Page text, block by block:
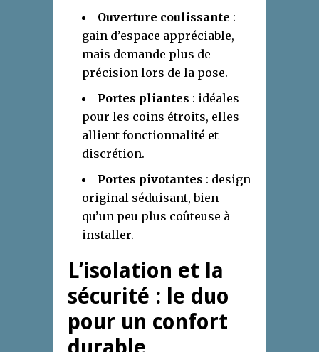
Ouverture coulissante :
gain d’espace appréciable,
mais demande plus de
précision lors de la pose.
Portes pliantes : idéales
pour les coins étroits, elles
allient fonctionnalité et
discrétion.
Portes pivotantes : design
original séduisant, bien
qu’un peu plus coûteuse à
installer.
L’isolation et la
sécurité : le duo
pour un confort